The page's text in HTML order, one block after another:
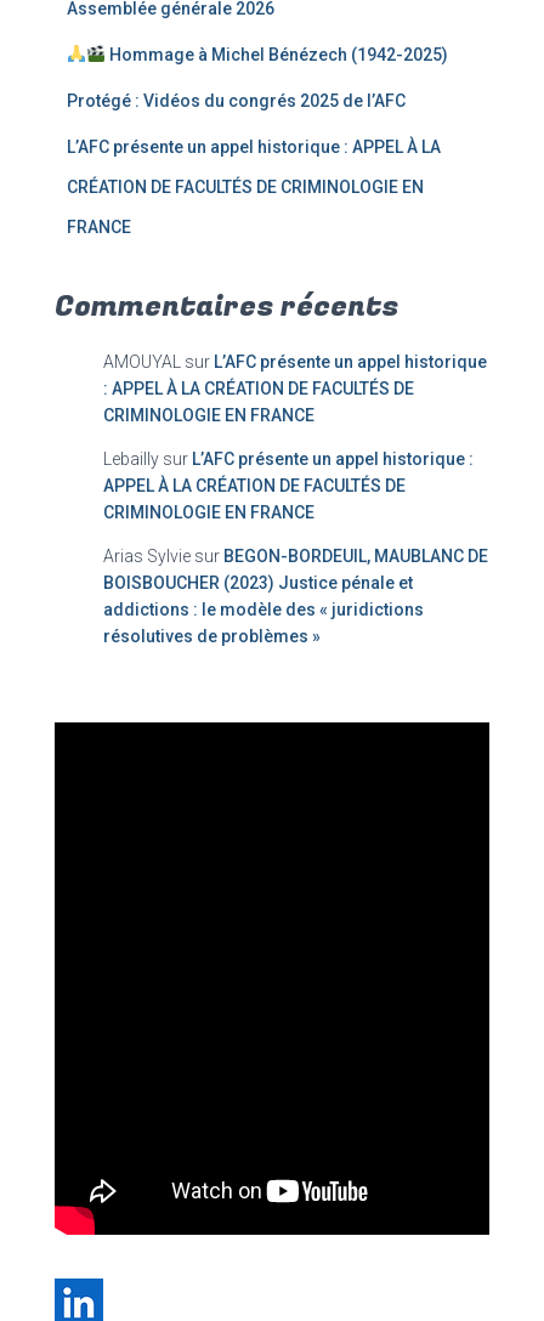
Assemblée générale 2026
Hommage à Michel Bénézech (1942-2025)
Protégé : Vidéos du congrés 2025 de l’AFC
L’AFC présente un appel historique : APPEL À LA
CRÉATION DE FACULTÉS DE CRIMINOLOGIE EN
FRANCE
Commentaires récents
AMOUYAL sur L’AFC présente un appel historique
: APPEL À LA CRÉATION DE FACULTÉS DE
CRIMINOLOGIE EN FRANCE
Lebailly sur L’AFC présente un appel historique :
APPEL À LA CRÉATION DE FACULTÉS DE
CRIMINOLOGIE EN FRANCE
Arias Sylvie sur BEGON-BORDEUIL, MAUBLANC DE
BOISBOUCHER (2023) Justice pénale et
addictions : le modèle des « juridictions
résolutives de problèmes »